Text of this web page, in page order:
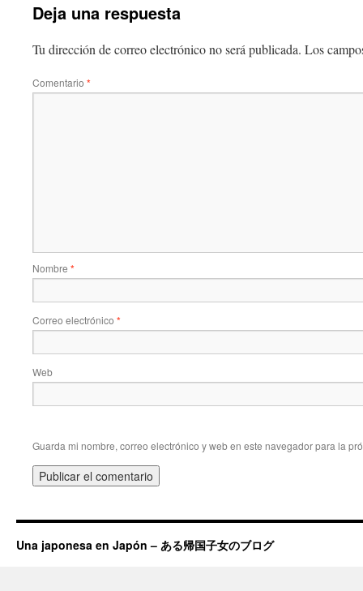
Deja una respuesta
Tu dirección de correo electrónico no será publicada. Los
Comentario *
Nombre *
Correo electrónico *
Web
Guarda mi nombre, correo electrónico y web en este navegador para la
Una japonesa en Japón – ある帰国子女のブログ